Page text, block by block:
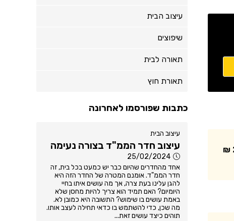
עיצוב הבית
שיפוצים
תאורה לבית
תאורת חוץ
כתבות שפורסמו לאחרונה
עיצוב הבית
עיצוב חדר הממ"ד בצורה נעימה
25/02/2024
אחד מהחדרים שהיום כבר יש כמעט בכל בית, זה
חדר הממ"ד. אומנם המטרה של החדר הזה היא
להגן עלינו בעת צרה, אך מה עושים איתו בחיי
היומיום? האם תמיד הוא צריך להיות מחסן שלא
באמת עושים בו שימוש? התשובה היא כמובן לא.
מה שכן, כדי להשתמש בו כדאי תחילה לעצב אותו.
תוהים כיצד עושים זאת...